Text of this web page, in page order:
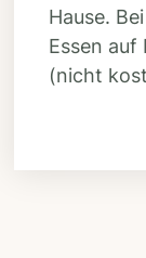
Hause.
Essen auf
(nicht